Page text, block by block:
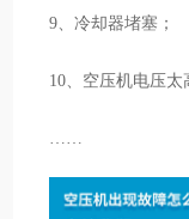
9、冷却器堵塞；
10、空压机电压太